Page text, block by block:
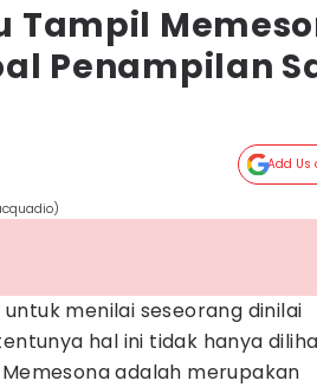
Tampil
Penampilan
Add Us
menilai seseorang dinilai
hal ini tidak hanya
adalah merupakan